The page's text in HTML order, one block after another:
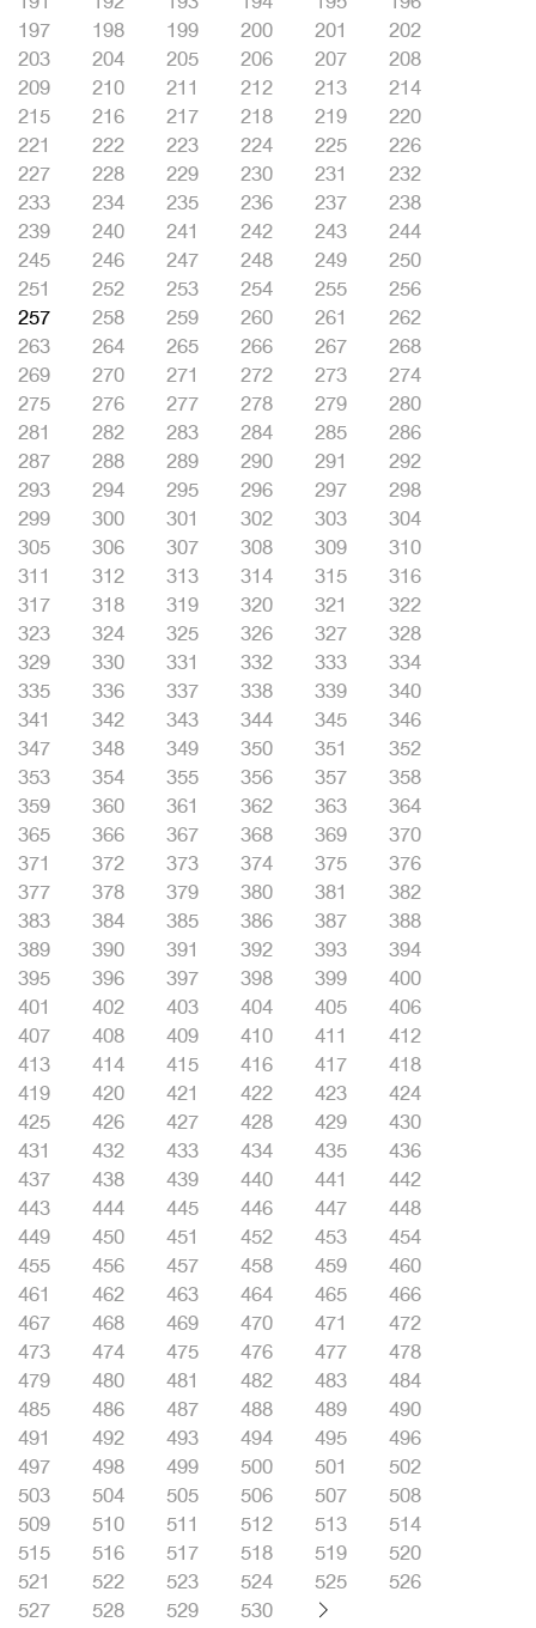
197
198 199 200 201
202
203
204 205 206 207
208
209
210 211 212 213
214
215
216 217 218 219
220
221
222 223 224 225
226
227
228 229 230 231
232
233
234 235 236 237
238
239
240 241 242 243
244
245
246 247 248 249
250
251
252 253 254 255
256
257
258 259 260 261
262
263
264 265 266 267
268
269
270 271 272 273
274
275
276 277 278 279
280
281
282 283 284 285
286
287
288 289 290 291
292
293
294 295 296 297
298
299
300 301 302 303
304
305
306 307 308 309
310
311
312 313 314 315
316
317
318 319 320 321
322
323
324 325 326 327
328
329
330 331 332 333
334
335
336 337 338 339
340
341
342 343 344 345
346
347
348 349 350 351
352
353
354 355 356 357
358
359
360 361 362 363
364
365
366 367 368 369
370
371
372 373 374 375
376
377
378 379 380 381
382
383
384 385 386 387
388
389
390 391 392 393
394
395
396 397 398 399
400
401
402 403 404 405
406
407
408 409 410 411
412
413
414 415 416 417
418
419
420 421 422 423
424
425
426 427 428 429
430
431
432 433 434 435
436
437
438 439 440 441
442
443
444 445 446 447
448
449
450 451 452 453
454
455
456 457 458 459
460
461
462 463 464 465
466
467
468 469 470 471
472
473
474 475 476 477
478
479
480 481 482 483
484
485
486 487 488 489
490
491
492 493 494 495
496
497
498 499 500 501
502
503
504 505 506 507
508
509
510 511 512 513
514
515
516 517 518 519
520
521
522 523 524 525
526
527
528 529 530